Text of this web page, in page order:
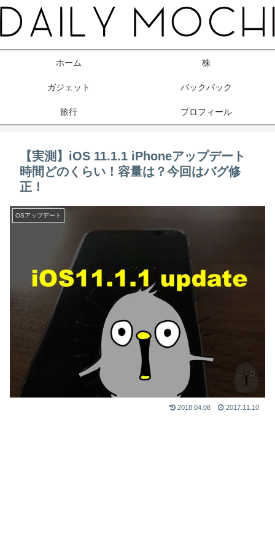
ホーム 株
ガジェット バックパック
旅行 プロフィール
【実測】iOS 11.1.1 iPhoneアップデート
時間どのくらい！容量は？今回はバグ修
正！
OSアップデート
2018.04.08 2017.11.10